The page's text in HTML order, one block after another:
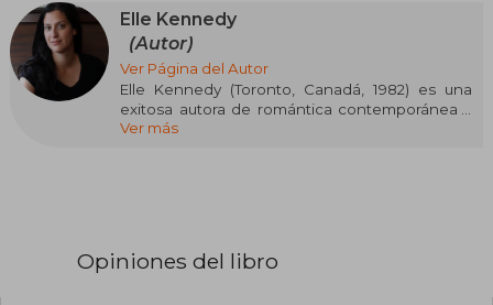
Elle Kennedy
(Autor)
Ver Página del Autor
Elle Kennedy (Toronto, Canadá, 1982) es una
exitosa autora de romántica contemporánea y
New Adult. Tras graduarse en Literatura Inglesa
universitario) y Briar U, donde mezcla pasión,
Ver más
Opiniones del libro